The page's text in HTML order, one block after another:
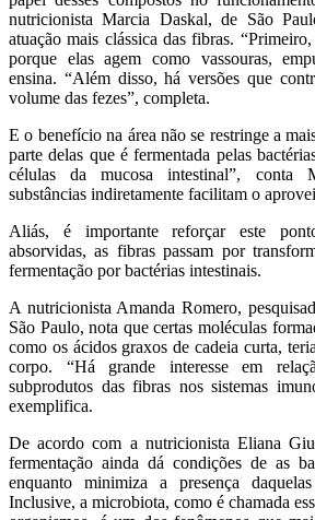
nutricionista Marcia Daskal, de São
atuação mais clássica das fibras.
porque elas agem como vassouras,
ensina. “Além disso, há versões que
volume das fezes”, completa.
E o benefício na área não se restringe a
parte delas que é fermentada pelas
células da mucosa intestinal”, conta
substâncias indiretamente facilitam o
Aliás, é importante reforçar este
absorvidas, as fibras passam por
fermentação por bactérias intestinais.
A nutricionista Amanda Romero,
São Paulo, nota que certas moléculas
como os ácidos graxos de cadeia curta,
corpo. “Há grande interesse em
subprodutos das fibras nos sistemas
exemplifica.
De acordo com a nutricionista Eliana
fermentação ainda dá condições de as
enquanto minimiza a presença
Inclusive, a microbiota, como é chamada